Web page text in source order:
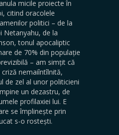
micile proiecte în
citind oracolele
politici – de la
Netanyahu, de la
tonul apocaliptic
de 70% din populație
– am simțit că
nemaiîntîlnită,
de zel al unor politicieni
un dezastru, de
profilaxiei lui. E
se împlinește prin
s-o rostești.